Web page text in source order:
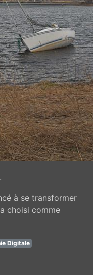
à se transformer
choisi comme
Digitale